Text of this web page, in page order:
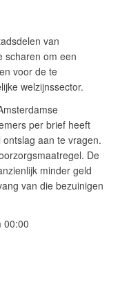
van
scharen om een
voor de te
welzijnssector.
per brief heeft
aan te vragen.
De
minder geld
van die bezuinigen
00:00